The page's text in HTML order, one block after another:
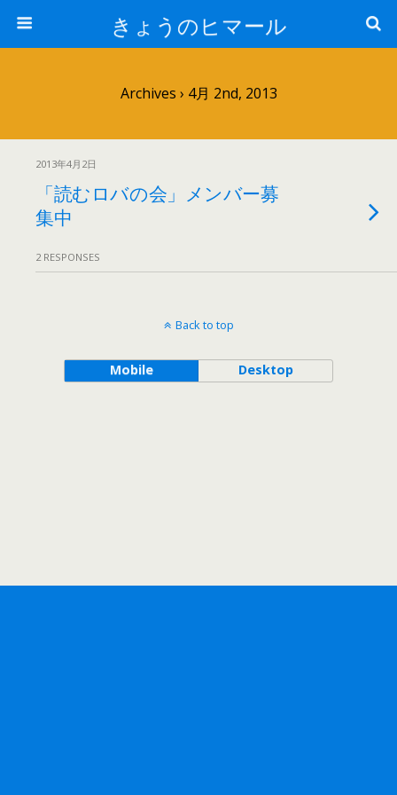
きょうのヒマール
Archives › 4月 2nd, 2013
2013年4月2日
「読むロバの会」メンバー募
集中
2 RESPONSES
Back to top
Mobile Desktop